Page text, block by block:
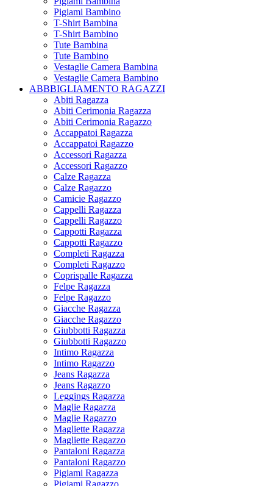
Pigiami Bambino
T-Shirt Bambina
T-Shirt Bambino
Tute Bambina
Tute Bambino
Vestaglie Camera Bambina
Vestaglie Camera Bambino
ABBBIGLIAMENTO RAGAZZI
Abiti Ragazza
Abiti Cerimonia Ragazza
Abiti Cerimonia Ragazzo
Accappatoi Ragazza
Accappatoi Ragazzo
Accessori Ragazza
Accessori Ragazzo
Calze Ragazza
Calze Ragazzo
Camicie Ragazzo
Cappelli Ragazza
Cappelli Ragazzo
Cappotti Ragazza
Cappotti Ragazzo
Completi Ragazza
Completi Ragazzo
Coprispalle Ragazza
Felpe Ragazza
Felpe Ragazzo
Giacche Ragazza
Giacche Ragazzo
Giubbotti Ragazza
Giubbotti Ragazzo
Intimo Ragazza
Intimo Ragazzo
Jeans Ragazza
Jeans Ragazzo
Leggings Ragazza
Maglie Ragazza
Maglie Ragazzo
Magliette Ragazza
Magliette Ragazzo
Pantaloni Ragazza
Pantaloni Ragazzo
Pigiami Ragazza
Pigiami Ragazzo